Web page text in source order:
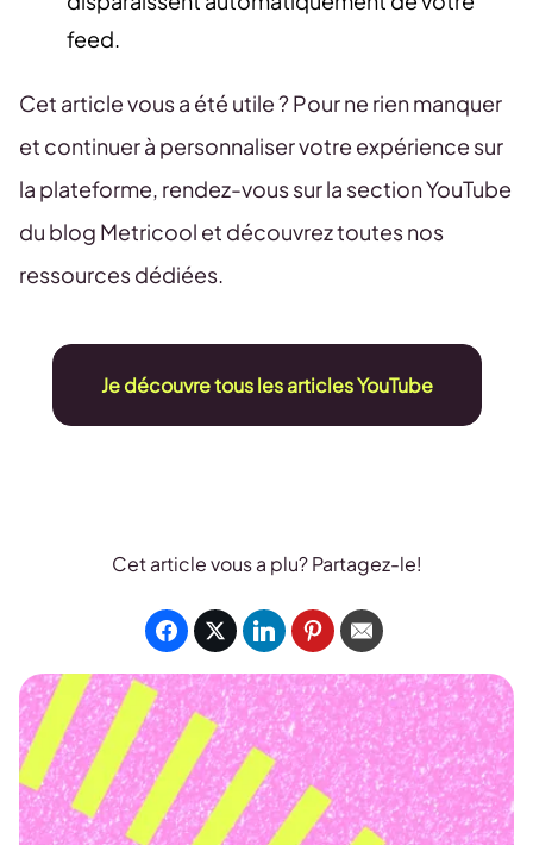
feed.
Cet article vous a été utile ? Pour ne rien manquer
et continuer à personnaliser votre expérience sur
la plateforme, rendez-vous sur la section YouTube
du blog Metricool et découvrez toutes nos
ressources dédiées.
Je découvre tous les articles YouTube
Cet article vous a plu? Partagez-le!